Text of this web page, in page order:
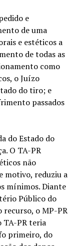
e
de uma
e estéticos a
de todas as
como
o Juízo
do tiro; e
passados
do Estado do
O TA-PR
não
motivo, reduziu a
mínimos. Diante
Público do
recurso, o MP-PR
TA-PR teria
primeiro, do